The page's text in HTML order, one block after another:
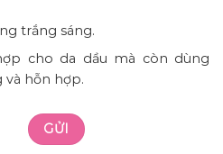
trắng sáng.
cho da dầu mà còn dùng
và hỗn hợp.